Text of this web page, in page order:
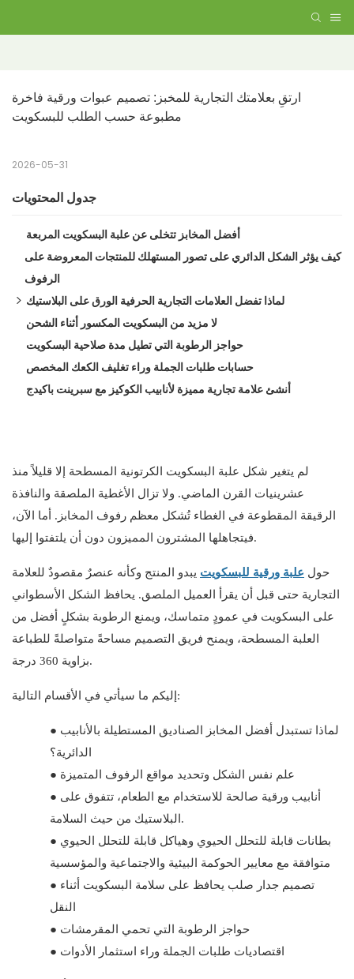
ارتقِ بعلامتك التجارية للمخبز: تصميم عبوات ورقية فاخرة
مطبوعة حسب الطلب للبسكويت
2026-05-31
جدول المحتويات
أفضل المخابز تتخلى عن علبة البسكويت المربعة
كيف يؤثر الشكل الدائري على تصور المستهلك للمنتجات المعروضة على
الرفوف
لماذا تفضل العلامات التجارية الحرفية الورق على البلاستيك
عندما أصبح البلاستيك الشفاف كلمة قذرة
الأنابيب الورقية: أين يُصيب معظم الناس في فهمها، وأين يُخطئون
تمامًا
والتدقيق البيئي والاجتماعي والحوكمة الذي يمكن لقسم المشتريات
لا مزيد من البسكويت المكسور أثناء الشحن
حواجز الرطوبة التي تطيل مدة صلاحية البسكويت
حسابات طلبات الجملة وراء تغليف الكعك المخصص
أنشئ علامة تجارية مميزة لأنابيب الكوكيز مع سبرينت باكيدج
لم يتغير شكل علبة البسكويت الكرتونية المسطحة إلا قليلاً منذ
عشرينيات القرن الماضي. ولا تزال الأغطية الملصقة والنافذة
الرقيقة المقطوعة في الغطاء تُشكل معظم رفوف المخابز. أما الآن،
فيتجاهلها المشترون المميزون دون أن يلتفتوا إليها.
حول علبة ورقية للبسكويت يبدو المنتج وكأنه عنصرٌ مقصودٌ للعلامة
التجارية حتى قبل أن يقرأ العميل الملصق. يحافظ الشكل الأسطواني
على البسكويت في عمودٍ متماسك، ويمنع الرطوبة بشكلٍ أفضل من
العلبة المسطحة، ويمنح فريق التصميم مساحةً متواصلةً للطباعة
بزاوية 360 درجة.
إليكم ما سيأتي في الأقسام التالية:
● لماذا تستبدل أفضل المخابز الصناديق المستطيلة بالأنابيب
الدائرية؟
● علم نفس الشكل وتحديد مواقع الرفوف المتميزة
● أنابيب ورقية صالحة للاستخدام مع الطعام، تتفوق على
البلاستيك من حيث السلامة.
● بطانات قابلة للتحلل الحيوي وهياكل قابلة للتحلل الحيوي
متوافقة مع معايير الحوكمة البيئية والاجتماعية والمؤسسية
● تصميم جدار صلب يحافظ على سلامة البسكويت أثناء
النقل
● حواجز الرطوبة التي تحمي المقرمشات
● اقتصاديات طلبات الجملة وراء استثمار الأدوات